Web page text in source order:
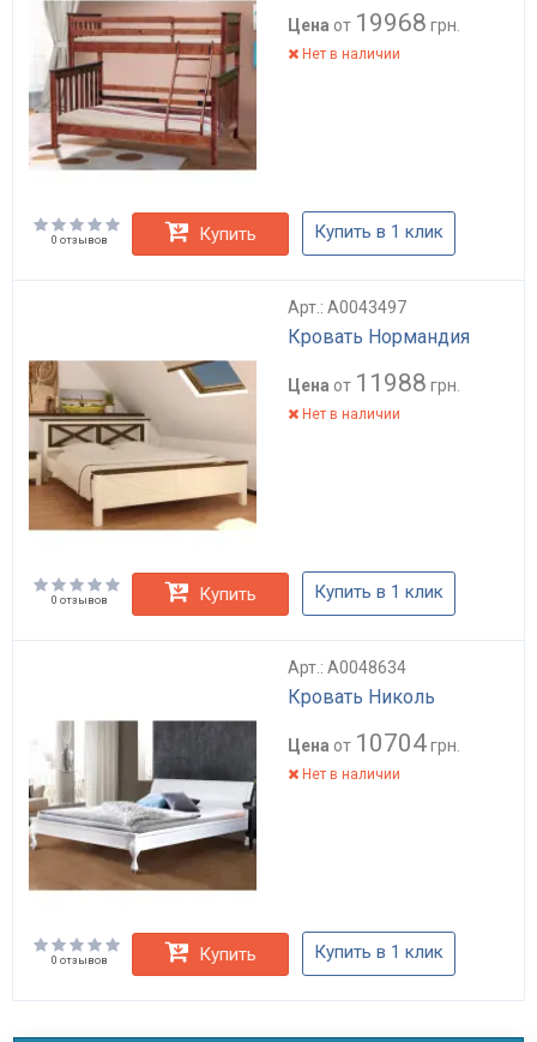
Цена от 19968 грн.
Нет в наличии
0 отзывов Купить Купить в 1 клик
Арт.: А0043497
Кровать Нормандия
Цена от 11988 грн.
Нет в наличии
0 отзывов Купить Купить в 1 клик
Арт.: А0048634
Кровать Николь
Цена от 10704грн.
Нет в наличии
0 отзывов Купить Купить в 1 клик